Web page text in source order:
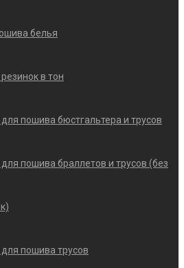
белья
в тон
пошива бюстгальтера и трусов
пошива браллетов и трусов (без
пошива трусов